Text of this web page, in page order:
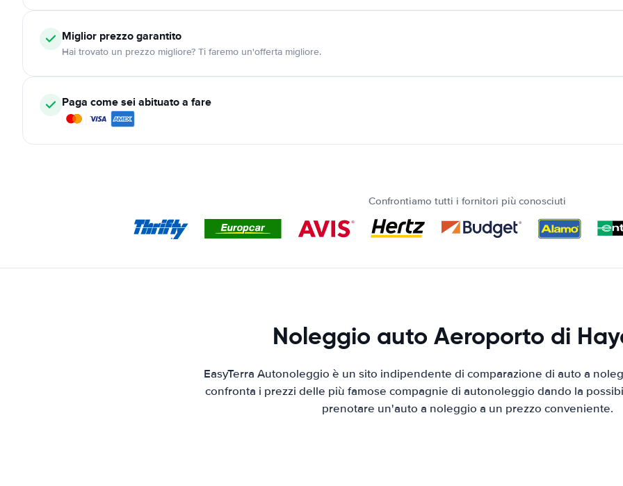
Miglior prezzo garantito
Hai trovato un prezzo migliore? Ti faremo un'offerta migliore.
Paga come sei abituato a fare
Confrontiamo tutti i fornitori più conosciuti
Noleggio auto Aeroporto di
EasyTerra Autonoleggio è un sito indipendente di comparazione di auto a
confronta i prezzi delle più famose compagnie di autonoleggio dando la
prenotare un'auto a noleggio a un prezzo conveniente.